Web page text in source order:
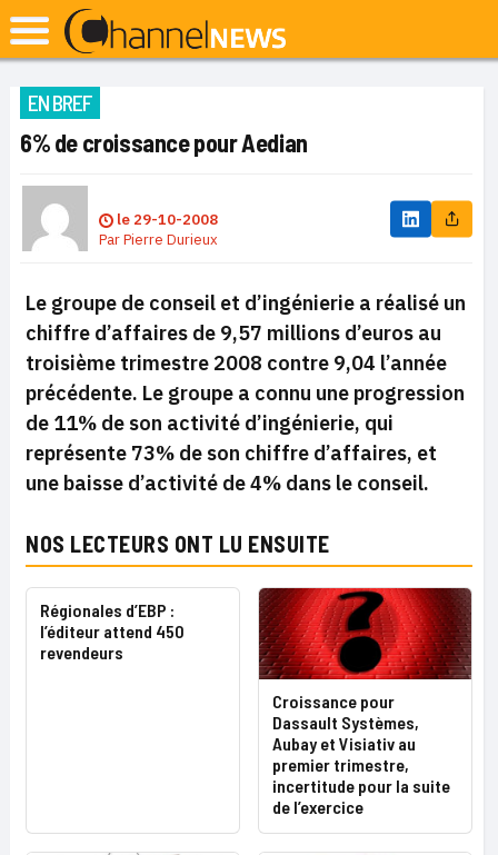
EN BREF
6% de croissance pour Aedian
le 29-10-2008
ParPierre Durieux
Le groupe de conseil et d’ingénierie a réalisé un
chiffre d’affaires de 9,57 millions d’euros au
troisième trimestre 2008 contre 9,04 l’année
précédente. Le groupe a connu une progression
de 11% de son activité d’ingénierie, qui
représente 73% de son chiffre d’affaires, et
une baisse d’activité de 4% dans le conseil.
NOS LECTEURS ONT LU ENSUITE
Régionales d’EBP :
l’éditeur attend 450
revendeurs
Croissance pour
Dassault Systèmes,
Aubay et Visiativ au
premier trimestre,
incertitude pour la suite
de l’exercice